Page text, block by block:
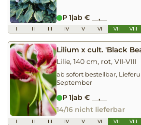
P 1|ab € __,__
I II III IV V VI VII VIII
Lilium x cult. 'Black
Lilie, 140 cm, rot, VII-VIII
ab sofort bestellbar,
September
P 1|ab € __,__
14/16 nicht lieferbar
I II III IV V VI VII VIII